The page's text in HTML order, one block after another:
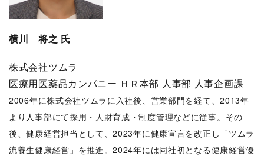
横川 将之 氏
株式会社ツムラ
医療用医薬品カンパニー ＨＲ本部 人事部 人事企画課
2006年に株式会社ツムラに入社後、営業部門を経て、2013年
より人事部にて採用・人財育成・制度管理などに従事。その
後、健康経営担当として、2023年に健康宣言を改正し「ツムラ
流養生健康経営」を推進。2024年には同社初となる健康経営優